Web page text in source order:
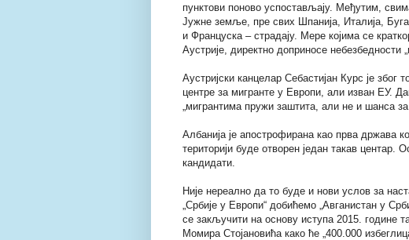
пунктови поново успостављају. Међутим,
Јужне земље, пре свих Шпанија, Италија,
и Француска – страдају. Мере којима се
Аустрије, директно доприносе небезбедности
Аустријски канцелар Себастијан Курс је због
центре за мигранте у Европи, али изван ЕУ.
„мигрантима пружи заштита, али не и шанса
Албанија је апострофирана као прва држава
територији буде отворен један такав центар.
кандидати.
Није нереално да то буде и нови услов за
„Србије у Европи“ добићемо „Авганистан у
се закључити на основу иступа 2015. године
Момира Стојановића како ће „400.000